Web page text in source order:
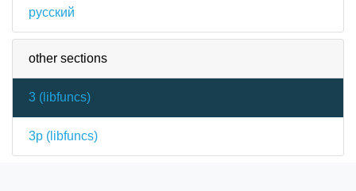
русский
other sections
3 ( libfuncs)
3p ( libfuncs)